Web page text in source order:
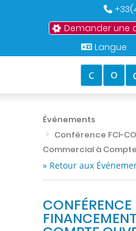
Demander une
Langue
Événements
Conférence FCI-
Commercial à
» Retour aux